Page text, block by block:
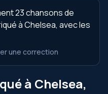
23 chansons de
à Chelsea, avec les
une correction
à Chelsea,